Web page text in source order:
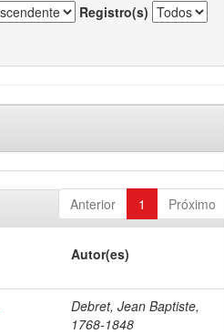
Registro(s)
Anterior 1 Próximo
Autor(es)
Debret, Jean Baptiste,
1768-1848